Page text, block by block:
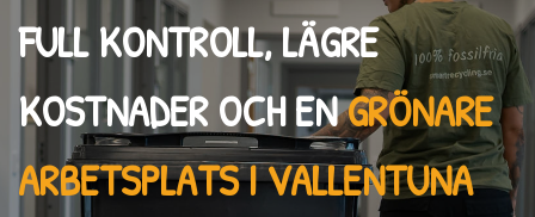
FULL KONTROLL, LÄGRE
KOSTNADER OCH ENGRÖNARE
ARBETSPLATS I VALLENTUNA